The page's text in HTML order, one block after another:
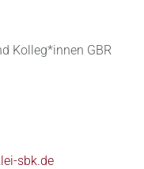
Kolleg*innen GBR
sbk.de